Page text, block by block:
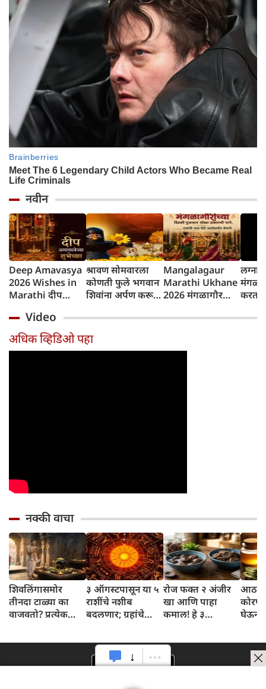
नवीन
Deep Amavasya
2026 Wishes in
Marathi दीप
श्रावण सोमवारला
कोणती फुले भगवान
शिवांना अर्पण करू
Mangalagaur
Marathi Ukhane
2026 मंगळागौर
कारण
Video
अधिक व्हिडिओ पहा
नक्की वाचा
शिवलिंगासमोर
तीनदा टाळ्या का
वाजवतो? प्रत्येक
३ ऑगस्टपासून या ५
राशींचे नशीब
बदलणार; ग्रहांचे
दिवसांची सुरुवात
होईल
रोज फक्त २ अंजीर
खा आणि पाहा
कमाल! हे ३
आहेत का?
घेऊन
घ्या